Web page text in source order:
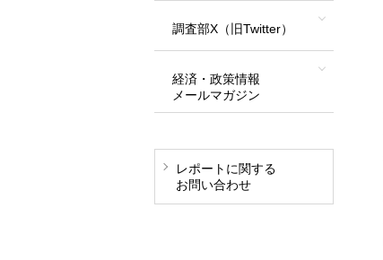
調査部X（旧Twitter）
経済・政策情報
メールマガジン
レポートに関する
お問い合わせ